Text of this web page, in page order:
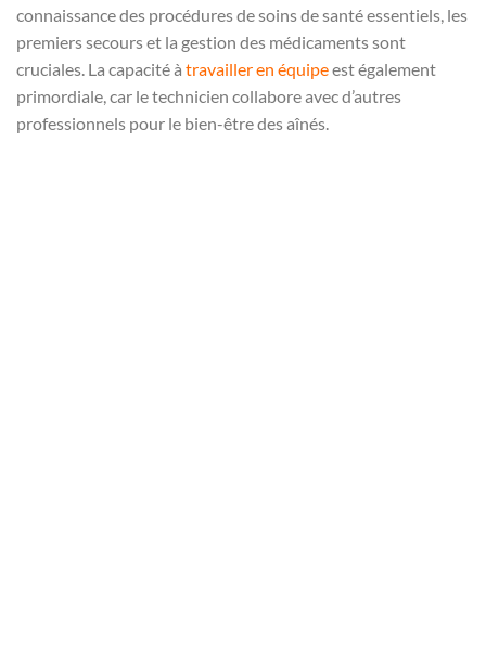
connaissance des procédures de soins de santé essentiels, les
premiers secours et la gestion des médicaments sont
cruciales. La capacité à travailler en équipeest également
primordiale, car le technicien collabore avec d’autres
professionnels pour le bien-être des aînés.